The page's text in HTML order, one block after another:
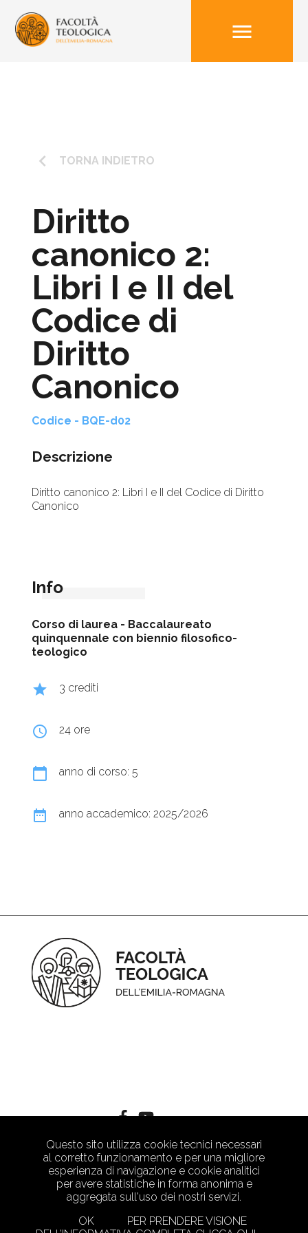
Questo sito utilizza cookie tecnici necessari
al corretto funzionamento e per una migliore
esperienza di navigazione e cookie analitici
per avere statistiche in forma anonima e
aggregata sull'uso dei nostri servizi.
OK
PER PRENDERE VISIONE
menu
keyboard_arrow_left TORNA INDIETRO
Diritto
canonico 2:
Libri I e II del
Codice di
Diritto
Canonico
Codice - BQE-d02
Descrizione
Diritto canonico 2: Libri I e II del Codice di Diritto
Canonico
Info
Corso di laurea - Baccalaureato
quinquennale con biennio filosofico-
teologico
grade 3 crediti
query_builder 24 ore
calendar_today anno di corso: 5
date_range anno accademico: 2025/2026